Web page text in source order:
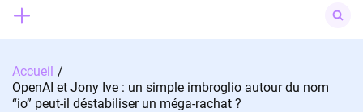
for:
Accueil
OpenAI et Jony Ive : un simple imbroglio autour du nom
“io” peut-il déstabiliser un méga-rachat ?